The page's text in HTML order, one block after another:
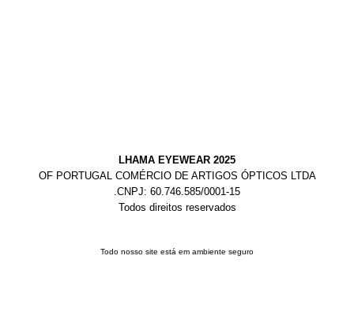
LHAMA EYEWEAR 2025
OF PORTUGAL COMÉRCIO DE ARTIGOS ÓPTICOS LTDA
.CNPJ: 60.746.585/0001-15
Todos direitos reservados
Todo nosso site está em ambiente seguro